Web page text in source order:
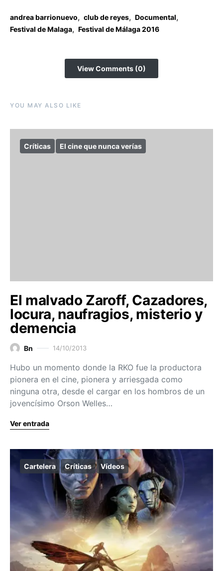
andrea barrionuevo, club de reyes, Documental,
Festival de Malaga, Festival de Málaga 2016
View Comments (0)
YOU MAY ALSO LIKE
Críticas El cine que nunca verías
El malvado Zaroff, Cazadores,
locura, naufragios, misterio y
demencia
Bn 14/10/2013
Hubo un momento donde la RKO fue la productora
pionera en el cine, pionera y arriesgada como
ninguna otra, desde el cargar en los hombros de un
jovencísimo Orson Welles…
Ver entrada
Cartelera Críticas Vídeos